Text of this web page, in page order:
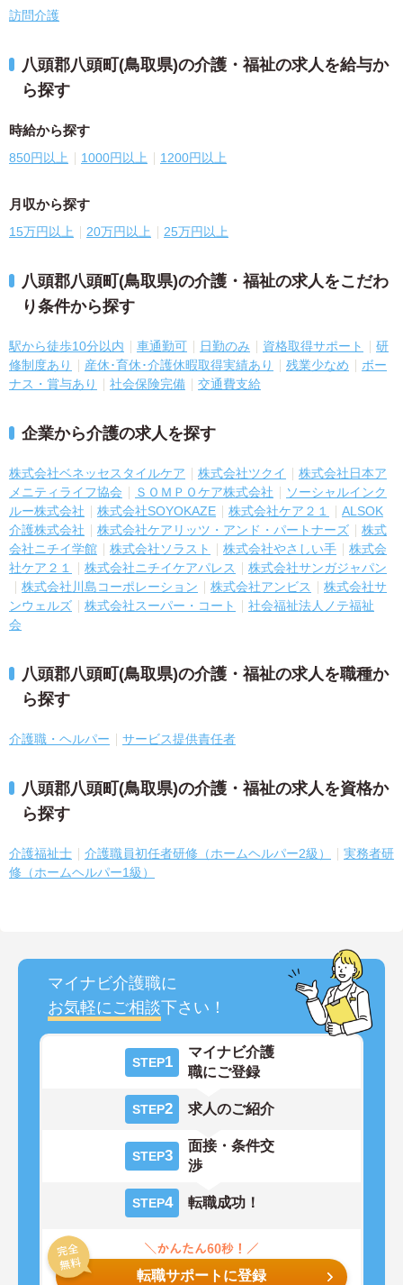
訪問介護
八頭郡八頭町(鳥取県)の介護・福祉の求人を給与か
ら探す
時給から探す
850円以上 1000円以上 1200円以上
月収から探す
15万円以上 20万円以上 25万円以上
八頭郡八頭町(鳥取県)の介護・福祉の求人をこだわ
り条件から探す
駅から徒歩10分以内 車通勤可 日勤のみ 資格取得サポート
研
修制度あり
産休･育休･介護休暇取得実績あり 残業少なめ
ボー
ナス・賞与あり
社会保険完備 交通費支給
企業から介護の求人を探す
株式会社ベネッセスタイルケア 株式会社ツクイ
株式会社日本ア
メニティライフ協会
ＳＯＭＰＯケア株式会社
ソーシャルインク
ルー株式会社
株式会社SOYOKAZE 株式会社ケア２１
ALSOK
介護株式会社
株式会社ケアリッツ・アンド・パートナーズ
株式
会社ニチイ学館
株式会社ソラスト 株式会社やさしい手
株式会
社ケア２１
株式会社ニチイケアパレス
株式会社サンガジャパン
株式会社川島コーポレーション
株式会社アンビス
株式会社サ
ンウェルズ
株式会社スーパー・コート
社会福祉法人ノテ福祉
会
八頭郡八頭町(鳥取県)の介護・福祉の求人を職種か
ら探す
介護職・ヘルパー サービス提供責任者
八頭郡八頭町(鳥取県)の介護・福祉の求人を資格か
ら探す
介護福祉士 介護職員初任者研修（ホームヘルパー2級）
実務者研
修（ホームヘルパー1級）
マイナビ介護職に
お気軽にご相談下さい！
STEP1
マイナビ介護
職にご登録
STEP2 求人のご紹介
STEP3
面接・条件交
渉
STEP4 転職成功！
転職サポートに登録